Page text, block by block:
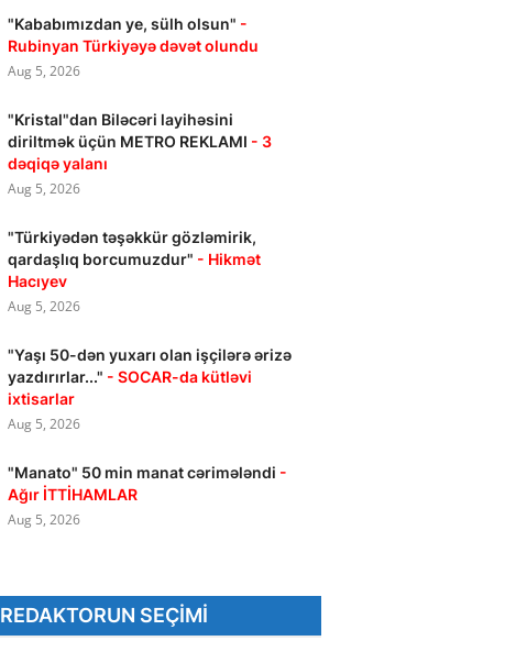
"Kababımızdan ye, sülh olsun" -
Rubinyan Türkiyəyə dəvət olundu
Aug 5, 2026
"Kristal"dan Biləcəri layihəsini
diriltmək üçün METRO REKLAMI - 3
dəqiqə yalanı
Aug 5, 2026
"Türkiyədən təşəkkür gözləmirik,
qardaşlıq borcumuzdur" - Hikmət
Hacıyev
Aug 5, 2026
"Yaşı 50-dən yuxarı olan işçilərə ərizə
yazdırırlar..." - SOCAR-da kütləvi
ixtisarlar
Aug 5, 2026
"Manato" 50 min manat cərimələndi -
Ağır İTTİHAMLAR
Aug 5, 2026
REDAKTORUN SEÇIMI